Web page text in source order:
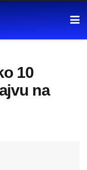
10
na